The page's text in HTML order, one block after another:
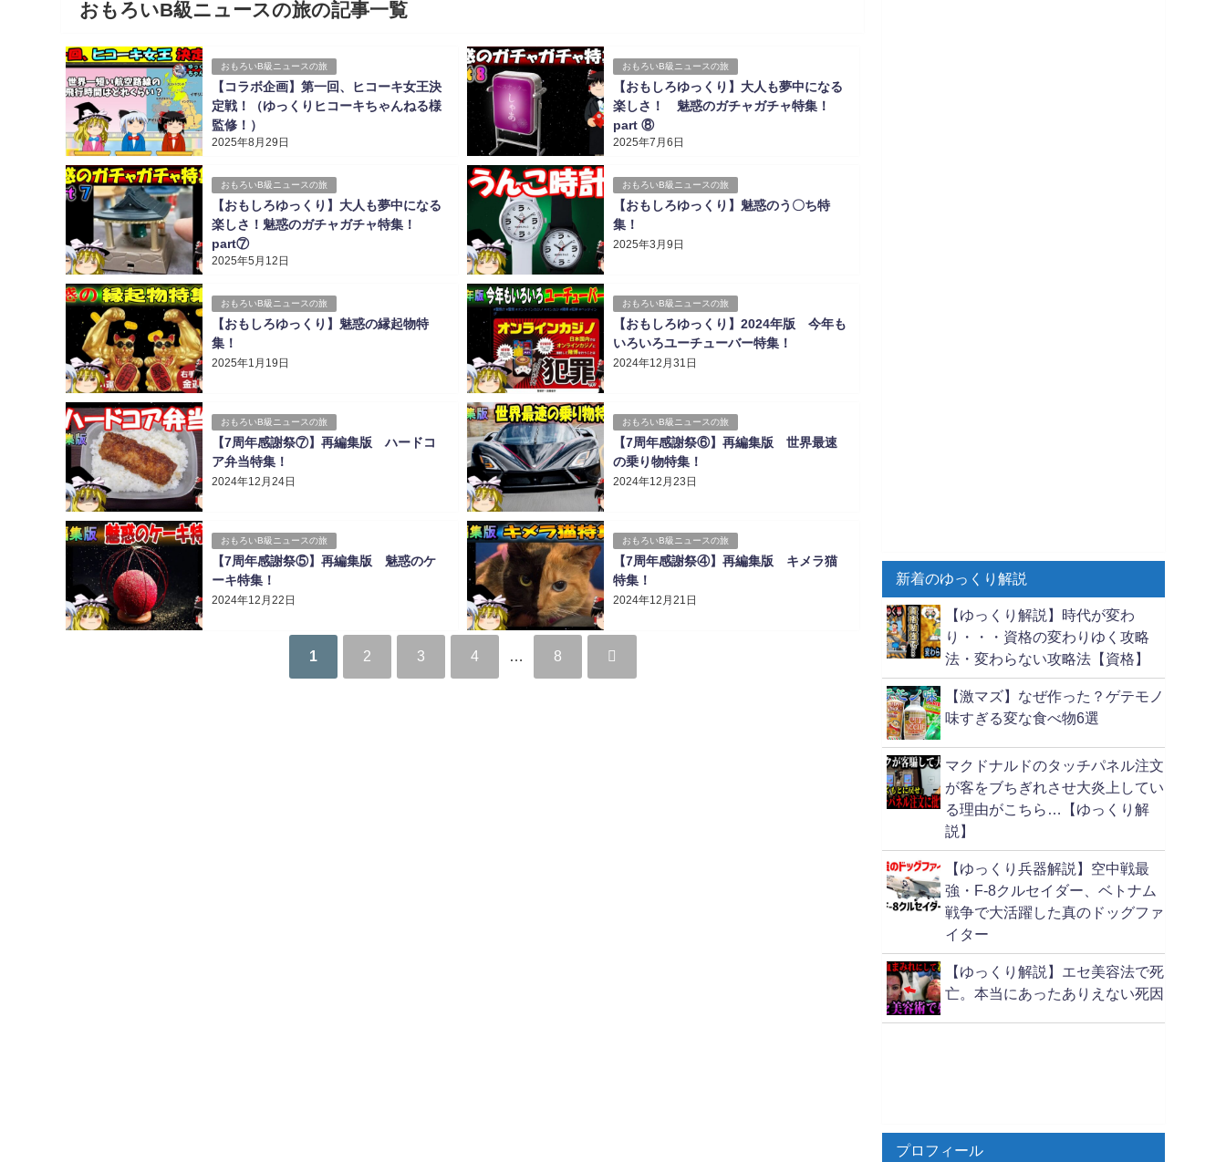
おもろいB級ニュースの旅の記事一覧
おもろいB級ニュースの旅
【コラボ企画】第一回、ヒコーキ女王決
定戦！（ゆっくりヒコーキちゃんねる様
監修！）
2025年8月29日
おもろいB級ニュースの旅
【おもしろゆっくり】大人も夢中になる
楽しさ！ 魅惑のガチャガチャ特集！
part ⑧
2025年7月6日
おもろいB級ニュースの旅
【おもしろゆっくり】大人も夢中になる
楽しさ！魅惑のガチャガチャ特集！
part⑦
2025年5月12日
おもろいB級ニュースの旅
【おもしろゆっくり】魅惑のう〇ち特
集！
2025年3月9日
おもろいB級ニュースの旅
【おもしろゆっくり】魅惑の縁起物特
集！
2025年1月19日
おもろいB級ニュースの旅
【おもしろゆっくり】2024年版 今年も
いろいろユーチューバー特集！
2024年12月31日
おもろいB級ニュースの旅
【7周年感謝祭⑦】再編集版 ハードコ
ア弁当特集！
2024年12月24日
おもろいB級ニュースの旅
【7周年感謝祭⑥】再編集版 世界最速
の乗り物特集！
2024年12月23日
おもろいB級ニュースの旅
【7周年感謝祭⑤】再編集版 魅惑のケ
ーキ特集！
2024年12月22日
おもろいB級ニュースの旅
【7周年感謝祭④】再編集版 キメラ猫
特集！
2024年12月21日
1 2 3 4 … 8
新着のゆっくり解説
【ゆっくり解説】時代が変わ
り・・・資格の変わりゆく攻略
法・変わらない攻略法【資格】
【激マズ】なぜ作った？ゲテモノ
味すぎる変な食べ物6選
マクドナルドのタッチパネル注文
が客をブちぎれさせ大炎上してい
る理由がこちら…【ゆっくり解
説】
【ゆっくり兵器解説】空中戦最
強・F-8クルセイダー、ベトナム
戦争で大活躍した真のドッグファ
イター
【ゆっくり解説】エセ美容法で死
亡。本当にあったありえない死因
プロフィール